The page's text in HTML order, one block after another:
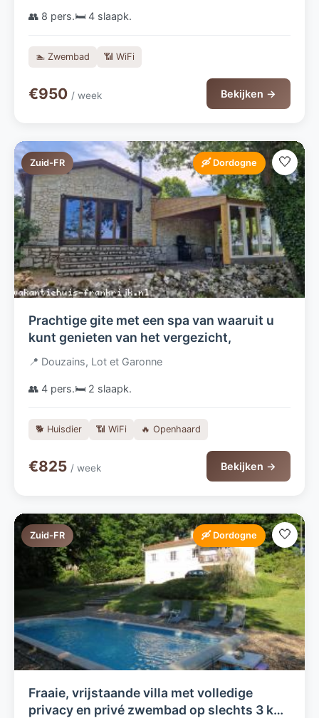
👥 8 pers.🛏️ 4 slaapk.
🏊 Zwembad 📶 WiFi
€950 / week Bekijken →
Zuid-FR 🛶 Dordogne 🤍
Prachtige gite met een spa van waaruit u
kunt genieten van het vergezicht,
📍 Douzains, Lot et Garonne
👥 4 pers.🛏️ 2 slaapk.
🐕 Huisdier 📶 WiFi 🔥 Openhaard
€825 / week Bekijken →
Zuid-FR 🛶 Dordogne 🤍
Fraaie, vrijstaande villa met volledige
privacy en privé zwembad op slechts 3 km